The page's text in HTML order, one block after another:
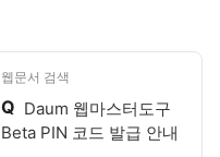
웹문서 검색
Q Daum 웹마스터도구
Beta PIN 코드 발급 안내